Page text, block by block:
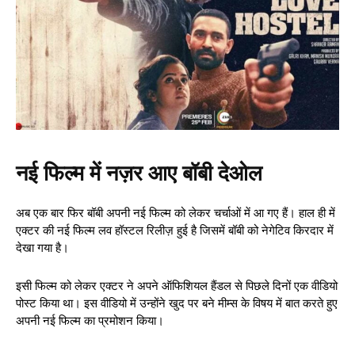
नई फिल्म में नज़र आए बॉबी देओल
अब एक बार फिर बॉबी अपनी नई फिल्म को लेकर चर्चाओं में आ गए हैं। हाल ही में
एक्टर की नई फिल्म लव हॉस्टल रिलीज़ हुई है जिसमें बॉबी को नेगेटिव किरदार में
देखा गया है।
इसी फिल्म को लेकर एक्टर ने अपने ऑफिशियल हैंडल से पिछले दिनों एक वीडियो
पोस्ट किया था। इस वीडियो में उन्होंने खुद पर बने मीम्स के विषय में बात करते हुए
अपनी नई फिल्म का प्रमोशन किया।